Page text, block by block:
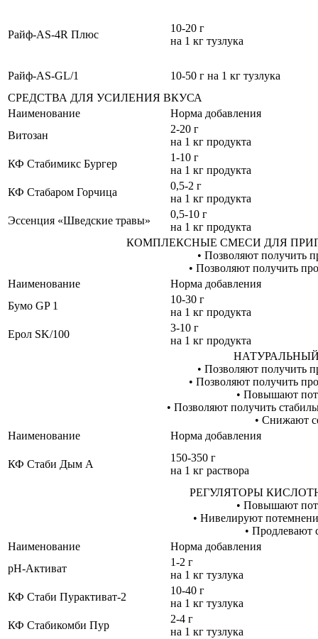
Райф-AS-4R Плюс
10-20 г
на 1 кг тузлука
Райф-AS-GL/1
10-50 г на 1 кг тузлука
СРЕДСТВА ДЛЯ УСИЛЕНИЯ ВКУСА
Наименование
Норма добавления
Витозан
2-20 г
на 1 кг продукта
КФ Стабимикс Бургер
1-10 г
на 1 кг продукта
КФ Стабаром Горчица
0,5-2 г
на 1 кг продукта
Эссенция «Шведские травы»
0,5-10 г
на 1 кг продукта
КОМПЛЕКСНЫЕ СМЕСИ ДЛЯ
• Позволяют получить
• Позволяют получить
Наименование
Норма добавления
Бумо GP 1
10-30 г
на 1 кг продукта
Ерол SK/100
3-10 г
на 1 кг продукта
• Позволяют получить
• Позволяют получить
• Повышают
• Позволяют получить
• Снижают
Наименование
Норма добавления
КФ Стаби Дым А
150-350 г
на 1 кг раствора
РЕГУЛЯТОРЫ
• Повышают
• Нивелируют
• Продлевают
Наименование
Норма добавления
рН-Активат
1-2 г
на 1 кг тузлука
КФ Стаби Пурактиват-2
10-40 г
на 1 кг тузлука
КФ Стабикомби Пур
2-4 г
на 1 кг тузлука